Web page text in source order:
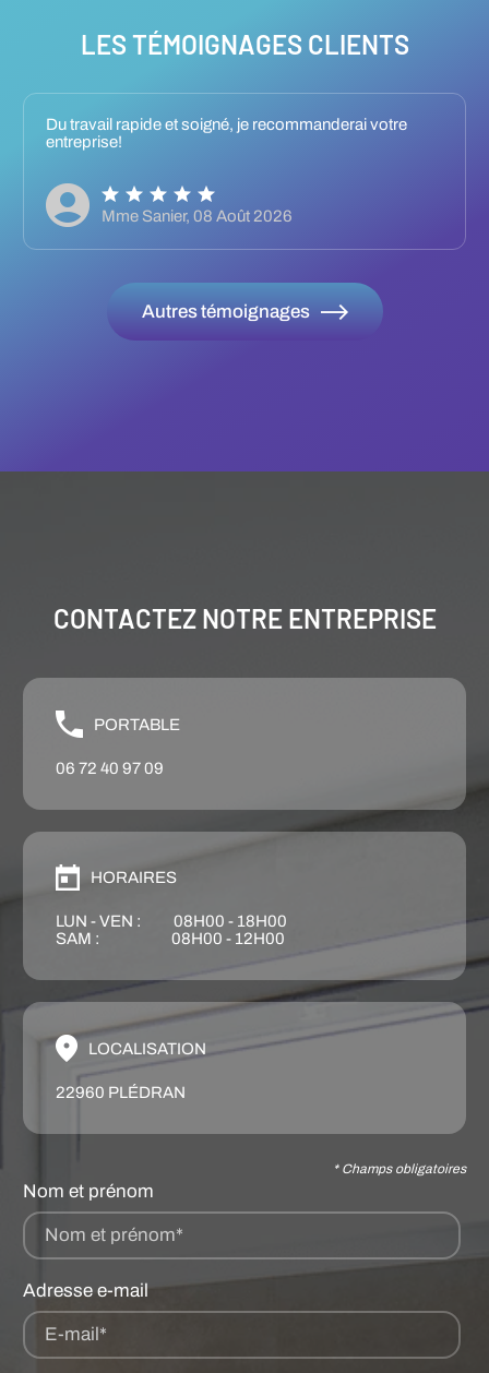
LES TÉMOIGNAGES CLIENTS
Du travail rapide et soigné, je recommanderai votre
entreprise!
Mme Sanier, 08 Août 2026
Autres témoignages
CONTACTEZ NOTRE ENTREPRISE
PORTABLE
06 72 40 97 09
HORAIRES
LUN - VEN : 08H00 - 18H00
SAM : 08H00 - 12H00
LOCALISATION
22960 PLÉDRAN
* Champs obligatoires
Nom et prénom
Nom et prénom*
Adresse e-mail
E-mail*